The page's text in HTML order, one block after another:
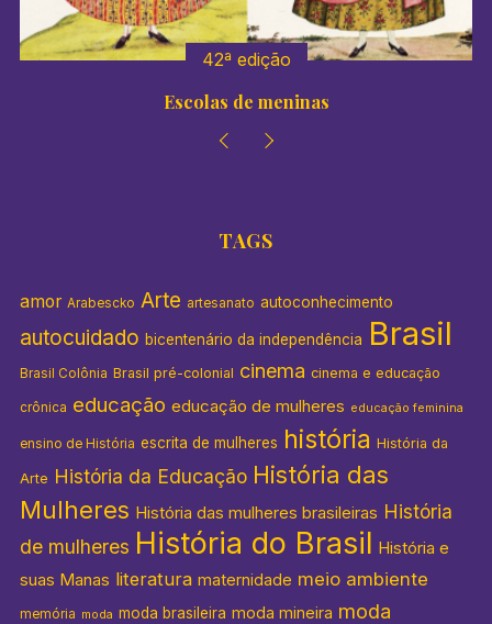
42ª edição
Escolas de meninas
TAGS
amor Arabescko Arte artesanato autoconhecimento
autocuidado bicentenário da independência Brasil
Brasil Colônia Brasil pré-colonial cinema cinema e educação
crônica educação educação de mulheres educação feminina
ensino de História escrita de mulheres história História da
Arte História da Educação História das
Mulheres História das mulheres brasileiras História
de mulheres História do Brasil História e
suas Manas literatura maternidade meio ambiente
memória moda moda brasileira moda mineira moda